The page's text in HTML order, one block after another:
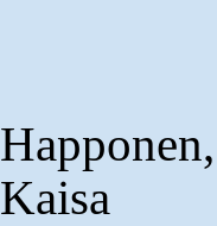
Happonen,
Kaisa